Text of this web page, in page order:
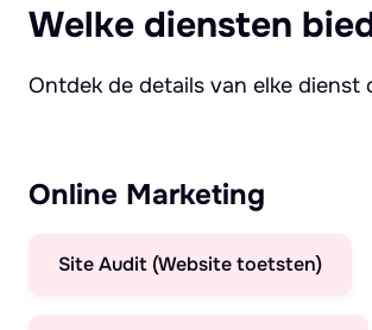
Welke diensten
Ontdek de details van elke
Online Marketing
Site Audit (Website toetsten)